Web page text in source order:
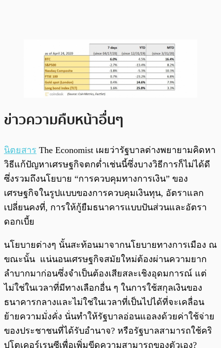
ข่าวความคืบหน้าอื่นๆ
นิตยสาร The Economist เผยว่ารัฐบาลต่างพยายามคิดหา
วิธีแก้ปัญหาเศรษฐกิจตกต่ำเช่นนี้ซึ่งบางวิธีการก็ไม่ได้ดี
ซึ่งรวมถึงนโยบาย “การควบคุมทางการเงิน” ของ
เศรษฐกิจในรูปแบบของการควบคุมเงินทุน, อัตราแลก
เปลี่ยนคงที่, การให้กู้ยืมธนาคารแบบปันส่วนและอัตรา
ดอกเบี้ย
นโยบายต่างๆ นั้นสะท้อนมาจากนโยบายทางการเมือง ณ
ขณะนั้น แน่นอนเศรษฐกิจสมัยใหม่ต้องผ่านความยาก
ลำบากมาก่อนซึ่งจำเป็นต้องเสียสละเชิงอุดมการณ์ แต่
ไม่ใช่ในเวลาที่มีทางเลือกอื่น ๆ ในการใช้สกุลเงินของ
ธนาคารกลางและไม่ใช่ในเวลาที่เป็นไปได้ที่จะเคลื่อน
ย้ายความมั่งคั่ง นั่นทำให้รัฐบาลอ่อนแอลงด้วยค่าใช้จ่าย
ของประชาชนที่ได้รับอำนาจ? หรือรัฐบาลสามารถใช้คริ
ปโตเคอร์เรนซีเพื่อเพิ่มขีดความสามารถของตัวเอง?